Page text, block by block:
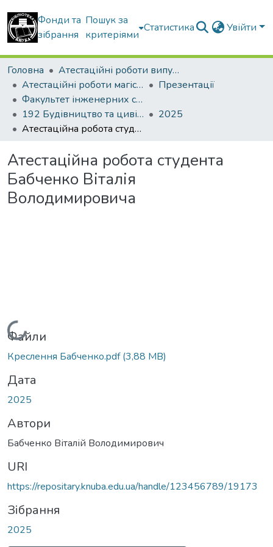
Фонди та
зібрання
Пошук за
критеріями
Статистика Увійти
Головна
Атестаційні роботи випускників
Атестаційні роботи магістрів
Презентації
Факультет інженерних систем та екології
192 Будівництво та цивільна інженерія. Теплогазопостачання і вентиляція
2025
Атестаційна робота студента Бабченко Віталія Володимировича
Атестаційна робота студента
Бабченко Віталія
Володимировича
Вантажиться...
Файли
Креслення Бабченко.pdf(3,88 MB)
Дата
2025
Автори
Бабченко Віталій Володимирович
URI
https://repositary.knuba.edu.ua/handle/123456789/19173
Зібрання
2025